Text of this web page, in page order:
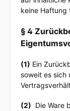
keine Haftung
§ 4
(1) Ein
soweit es sich
(2) Die Ware